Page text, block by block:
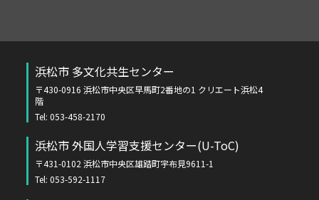
浜松市 多文化共生センター
〒430-0916 浜松市中央区早馬町2番地の1 クリエート浜松4
階
Tel: 053-458-2170
浜松市 外国人学習支援センター(U-ToC)
〒431-0102 浜松市中央区雄踏町宇布見9611-1
Tel: 053-592-1117